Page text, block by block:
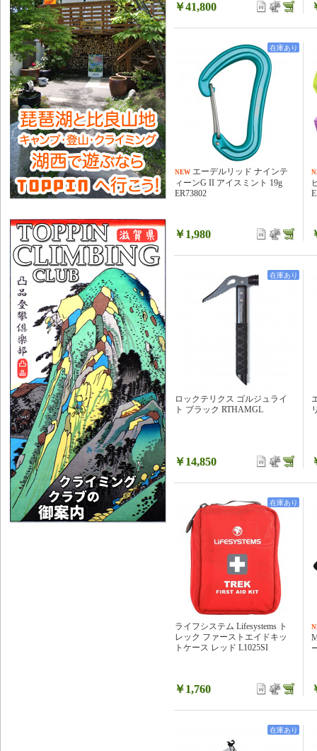
￥41,800
NEW エーデルリッド ナインテ
ィーンG II アイスミント 19g
ER73802
￥1,980
在庫あり
ロックテリクス ゴルジュライ
ト ブラック RTHAMGL
￥14,850
在庫あり
ライフシステム Lifesystems ト
レック ファーストエイドキッ
トケース レッド L1025SI
￥1,760
在庫あり
在庫あり